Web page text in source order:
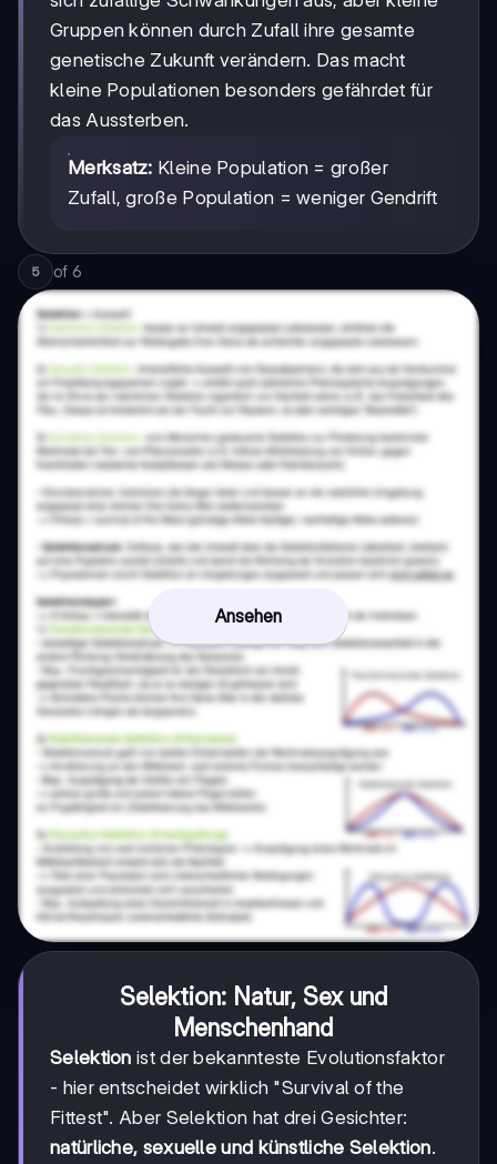
Gruppen können durch Zufall ihre gesamte
genetische Zukunft verändern. Das macht
kleine Populationen besonders gefährdet für
das Aussterben.
Merksatz: Kleine Population = großer
Zufall, große Population = weniger Gendrift
5 of 6
Ansehen
Selektion: Natur, Sex und
Menschenhand
Selektion ist der bekannteste Evolutionsfaktor
- hier entscheidet wirklich "Survival of the
Fittest". Aber Selektion hat drei Gesichter:
natürliche, sexuelle und künstliche Selektion.